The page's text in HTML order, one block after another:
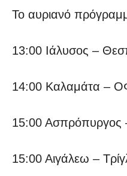
Το αυριανό
13:00 Ιάλυσος –
14:00 Καλαμάτα –
15:00 Ασπρόπυργος
15:00 Αιγάλεω –